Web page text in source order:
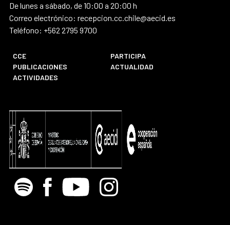
De lunes a sábado, de 10:00 a 20:00 h
Correo electrónico: recepcion.cc.chile@aecid.es
Teléfono: +562 2795 9700
CCE
PARTICIPA
PUBLICACIONES
ACTUALIDAD
ACTIVIDADES
Spotify Facebook
Youtube Instagram